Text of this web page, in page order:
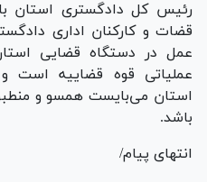
رئیس کل دادگستری استان با
قضات و کارکنان اداری
عمل در دستگاه قضایی
عملیاتی قوه قضاییه است
استان می‌بایست همسو و
باشد.
انتهای پیام/